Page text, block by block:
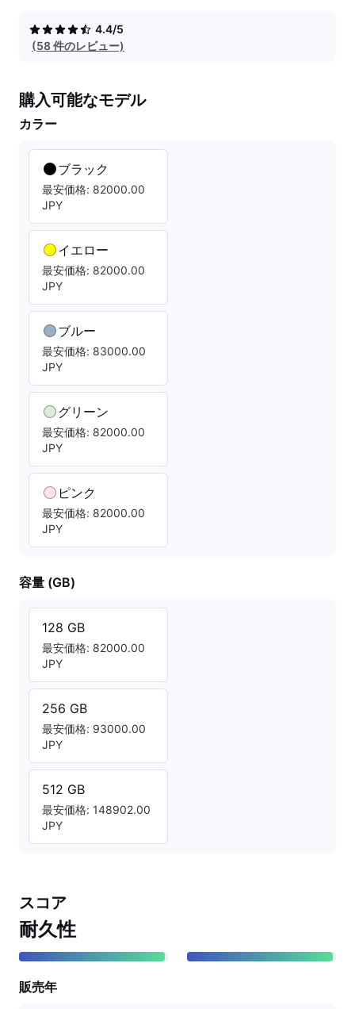
4.4/5
(58 件のレビュー)
購入可能なモデル
カラー
ブラック
最安価格: 82000.00
JPY
イエロー
最安価格: 82000.00
JPY
ブルー
最安価格: 83000.00
JPY
グリーン
最安価格: 82000.00
JPY
ピンク
最安価格: 82000.00
JPY
容量 (GB)
128 GB
最安価格: 82000.00
JPY
256 GB
最安価格: 93000.00
JPY
512 GB
最安価格: 148902.00
JPY
スコア
耐久性
販売年